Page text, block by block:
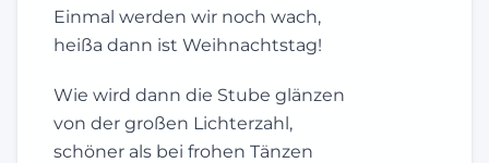
Einmal werden wir noch wach,
heißa dann ist Weihnachtstag!
Wie wird dann die Stube glänzen
von der großen Lichterzahl,
schöner als bei frohen Tänzen